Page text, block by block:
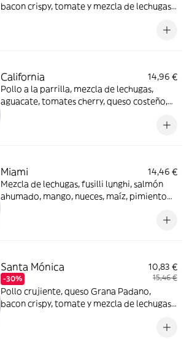
bacon crispy, tomate y mezcla de lechugas
California
14,96 €
Pollo a la parrilla, mezcla de lechugas,
aguacate, tomates cherry, queso costeño,
Miami
14,46 €
Mezcla de lechugas, fusilli lunghi, salmón
ahumado, mango, nueces, maíz, pimiento
Santa Mónica
-30%
10,83 €
15,46 €
Pollo crujiente, queso Grana Padano,
bacon crispy, tomate y mezcla de lechugas